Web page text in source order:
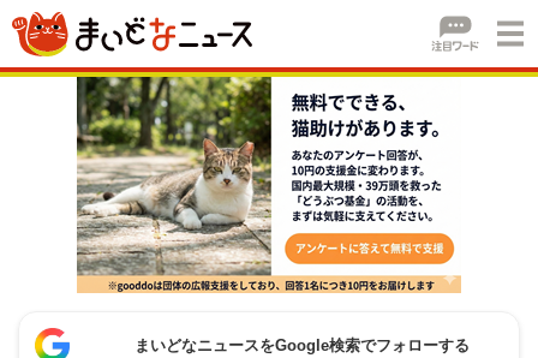
まいどなニュースをGoogle検索でフォローする